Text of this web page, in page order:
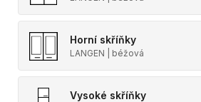
Horní skříňky
LANGEN | béžová
Vysoké skříňky